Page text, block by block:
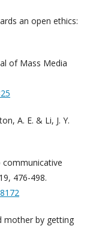
an open ethics:
of Mass Media
A. E. & Li, J. Y.
communicative
476-498.
mother by getting